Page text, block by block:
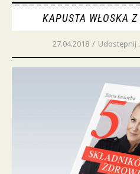
KAPUSTA WŁOSKA
27.04.2018 / Udostępnij